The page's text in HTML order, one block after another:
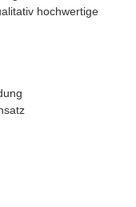
hochwertige